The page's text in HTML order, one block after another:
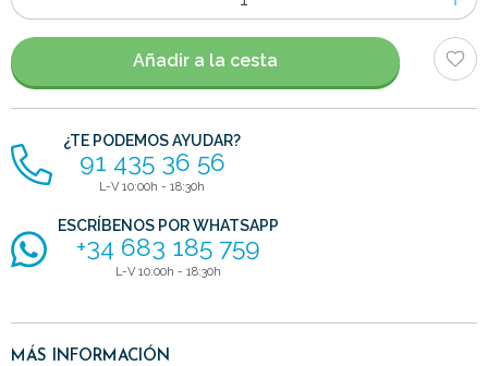
de
artículos
Añadir a la cesta
¿TE PODEMOS AYUDAR?
91 435 36 56
L-V 10:00h - 18:30h
ESCRÍBENOS POR WHATSAPP
+34 683 185 759
L-V 10:00h - 18:30h
MÁS INFORMACIÓN